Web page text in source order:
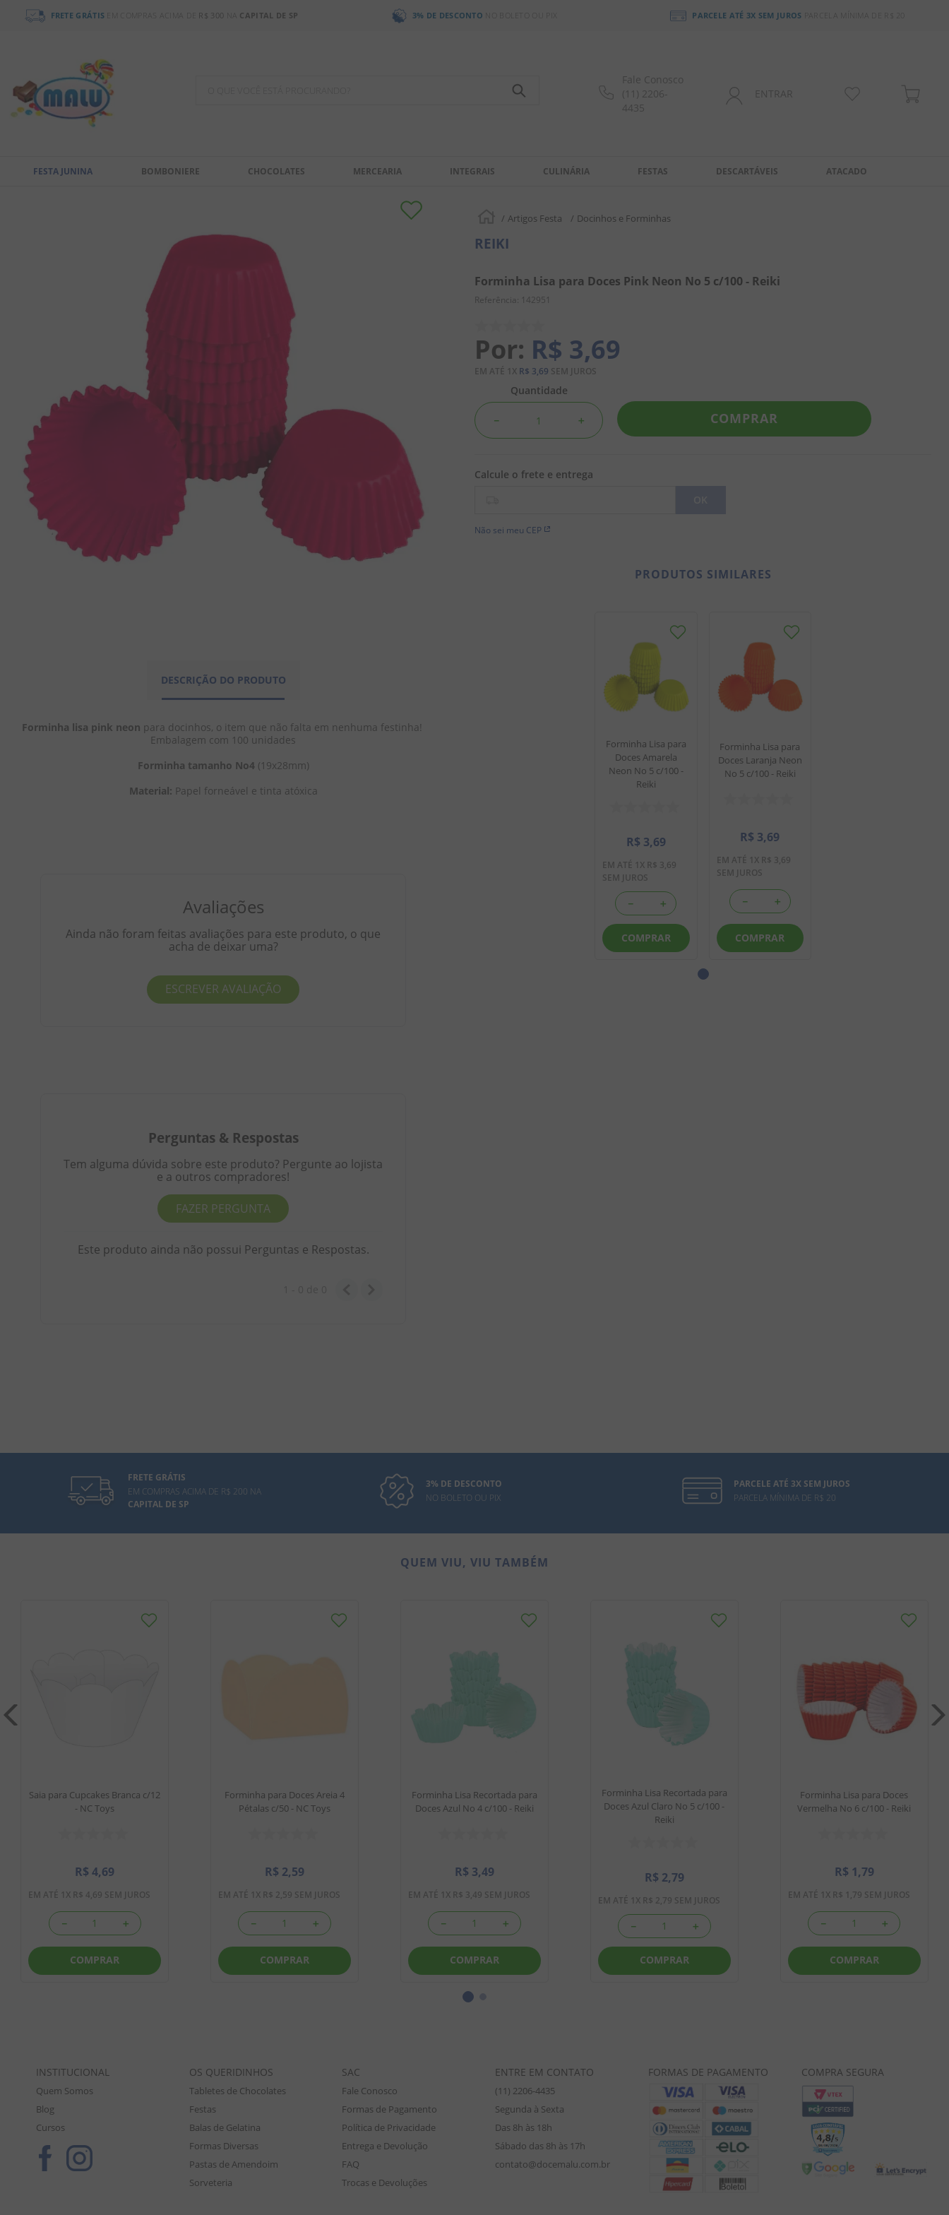
FRETE GRÁTIS EM COMPRAS ACIMA DE R$ 300 CAPITAL DE SP 3% DE DESCONTO PARCELE ATÉ 3X SEM JUROS PARCELA MÍNIMA DE R$ 20
Fale Conosco
(11) 2206-
4435
ENTRAR
FESTA JUNINA BOMBONIERE CHOCOLATES MERCEARIA INTEGRAIS CULINÁRIA FESTAS DESCARTÁVEIS ATACADO
DESCRIÇÃO DO PRODUTO
Forminha lisa pink neon para docinhos, o item que não falta em nenhuma festinha!
Embalagem com 100 unidades
Forminha tamanho No4 (19x28mm)
Material: Papel forneável e tinta atóxica
Avaliações
Ainda não foram feitas avaliações para este produto, o que
acha de deixar uma?
ESCREVER AVALIAÇÃO
Perguntas & Respostas
Tem alguma dúvida sobre este produto? Pergunte ao lojista
e a outros compradores!
FAZER PERGUNTA
Este produto ainda não possui Perguntas e Respostas.
Artigos Festa Docinhos e Forminhas
REIKI
Forminha Lisa para Doces Pink Neon No 5 c/100 - Reiki
Referência : 142951
R$ 3,69
EM ATÉ 1 X R$ 3,69 SEM JUROS
Quantidade
＋
－ COMPRAR
Não sei meu CEP
PRODUTOS SIMILARES
Forminha Lisa para
Doces Amarela
Neon No 5 c/100 -
Reiki
R$ 3,69
EM ATÉ 1 X R$ 3,69
SEM JUROS
＋
－
COMPRAR
Forminha Lisa para
Doces Laranja Neon
No 5 c/100 - Reiki
R$ 3,69
EM ATÉ 1 X R$ 3,69
SEM JUROS
＋
－
COMPRAR
FRETE GRÁTIS
EM COMPRAS ACIMA DE R$ 200 NA
CAPITAL DE SP
3% DE DESCONTO
NO BOLETO OU PIX
PARCELE ATÉ 3X SEM JUROS
PARCELA MÍNIMA DE R$ 20
QUEM VIU, VIU TAMBÉM
Saia para Cupcakes Branca c/12
- NC Toys
R$ 4,69
EM ATÉ 1 X R$ 4,69 SEM JUROS
＋
－
COMPRAR
Forminha para Doces Areia 4
Pétalas c/50 - NC Toys
R$ 2,59
EM ATÉ 1 X R$ 2,59 SEM JUROS
＋
－
COMPRAR
Forminha Lisa Recortada para
Doces Azul No 4 c/100 - Reiki
R$ 3,49
EM ATÉ 1 X R$ 3,49 SEM JUROS
＋
－
COMPRAR
Forminha Lisa Recortada para
Doces Azul Claro No 5 c/100 -
Reiki
R$ 2,79
EM ATÉ 1 X R$ 2,79 SEM JUROS
＋
－
COMPRAR
Forminha Lisa para Doces
Vermelha No 6 c/100 - Reiki
R$ 1,79
EM ATÉ 1 X R$ 1 ,79 SEM JUROS
＋
－
COMPRAR
INSTITUCIONAL
Quem Somos
Blog
Cursos
OS QUERIDINHOS
Tabletes de Chocolates
Festas
Balas de Gelatina
Formas Diversas
Pastas de Amendoim
Sorveteria
SAC
Fale Conosco
Formas de Pagamento
Política de Privacidade
Entrega e Devolução
FAQ
Trocas e Devoluções
ENTRE EM CONTATO
(11) 2206-4435
Segunda à Sexta
Das 8h às 18h
Sábado das 8h às 17h
contato@docemalu.com.br
FORMAS DE PAGAMENTO COMPRA SEGURA
TERMOS MAIS BUSCADOS
2º